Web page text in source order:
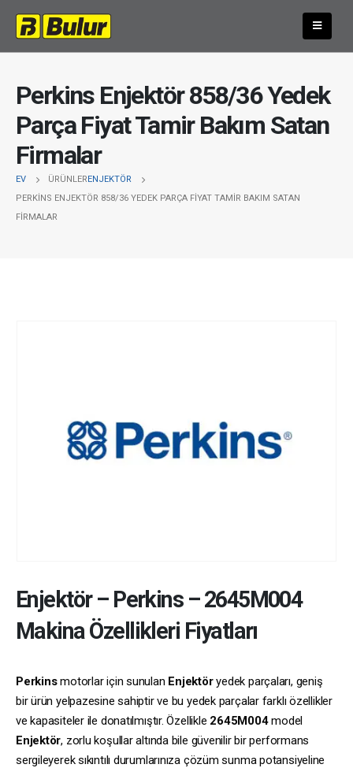
Perkins Enjektör 858/36 Yedek
Parça Fiyat Tamir Bakım Satan
Firmalar
EV ÜRÜNLERENJEKTÖR
PERKINS ENJEKTÖR 858/36 YEDEK PARÇA FIYAT TAMIR BAKIM SATAN
FIRMALAR
Enjektör– Perkins–2645M004
Makina Özellikleri Fiyatları
Perkinsmotorlar için sunulan Enjektöryedek parçaları, geniş
bir ürün yelpazesine sahiptir ve bu yedek parçalar farklı özellikler
ve kapasiteler ile donatılmıştır. Özellikle 2645M004model
Enjektör, zorlu koşullar altında bile güvenilir bir performans
sergileyerek sıkıntılı durumlarınıza çözüm sunma potansiyeline